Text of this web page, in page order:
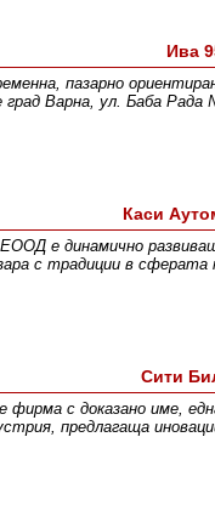
Ива
пазарно
град Варна, ул. Баба
Каси
е динамично
с традиции в сферата
Сити
с доказано име,
предлагаща